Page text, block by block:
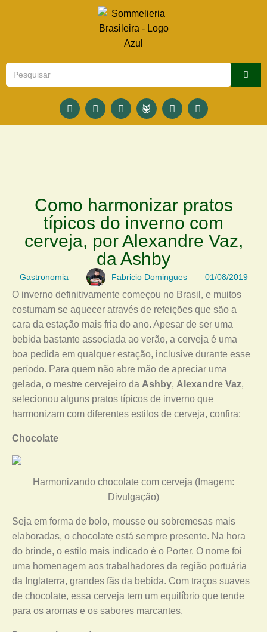
Como harmonizar pratos
típicos do inverno com
cerveja, por Alexandre Vaz,
da Ashby
Gastronomia Fabricio Domingues 01/08/2019
O inverno definitivamente começou no Brasil, e muitos
costumam se aquecer através de refeições que são a
cara da estação mais fria do ano. Apesar de ser uma
bebida bastante associada ao verão, a cerveja é uma
boa pedida em qualquer estação, inclusive durante esse
período. Para quem não abre mão de apreciar uma
gelada, o mestre cervejeiro da Ashby, Alexandre Vaz,
selecionou alguns pratos típicos de inverno que
harmonizam com diferentes estilos de cerveja, confira:
Chocolate
Harmonizando chocolate com cerveja (Imagem:
Divulgação)
Seja em forma de bolo, mousse ou sobremesas mais
elaboradas, o chocolate está sempre presente. Na hora
do brinde, o estilo mais indicado é o Porter. O nome foi
uma homenagem aos trabalhadores da região portuária
da Inglaterra, grandes fãs da bebida. Com traços suaves
de chocolate, essa cerveja tem um equilíbrio que tende
para os aromas e os sabores marcantes.